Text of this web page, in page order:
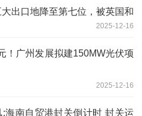
出口地降至第七位，被英国和
越！出口额将缩减10%至810亿
2025-12-16
！广州发展拟建150MW光伏项
2025-12-16
:海南自贸港封关倒计时 封关运